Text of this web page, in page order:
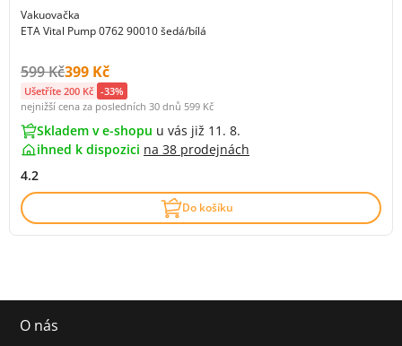
Vakuovačka
ETA Vital Pump 0762 90010 šedá/bílá
Původní cena s DPH:
599 KčCena s DPH:
399 Kč
Ušetříte 200 Kč -33%
nejnižší cena za posledních 30 dnů 599 Kč
Skladem v e-shopu u vás již 11. 8.
ihned k dispozici na 38 prodejnách
4.2
Do košíku
O nás